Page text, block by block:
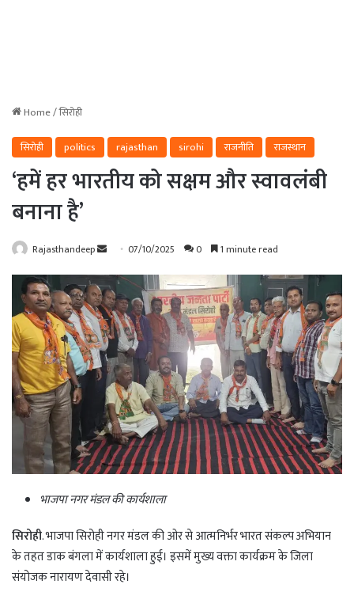
Home/सिरोही
सिरोही
politics rajasthan sirohi राजनीति राजस्थान
‘हमें हर भारतीय को सक्षम और स्वावलंबी
बनाना है’
Rajasthandeep
Send
email
07/10/2025 0 1 minute read
भाजपा नगर मंडल की कार्यशाला
सिरोही. भाजपा सिरोही नगर मंडल की ओर से आत्मनिर्भर भारत संकल्प अभियान
के तहत डाक बंगला में कार्यशाला हुई। इसमें मुख्य वक्ता कार्यक्रम के जिला
संयोजक नारायण देवासी रहे।